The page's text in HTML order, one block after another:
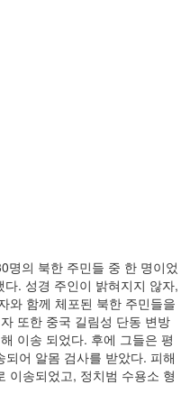
명의 북한 주민들 중 한 명이었
. 성경 주인이 밝혀지지 않자,
와 함께 체포된 북한 주민들을
또한 중국 길림성 단동 변방
이송 되었다. 후에 그들은 평
어 알몸 검사를 받았다. 피해
이송되었고, 정치범 수용소 형